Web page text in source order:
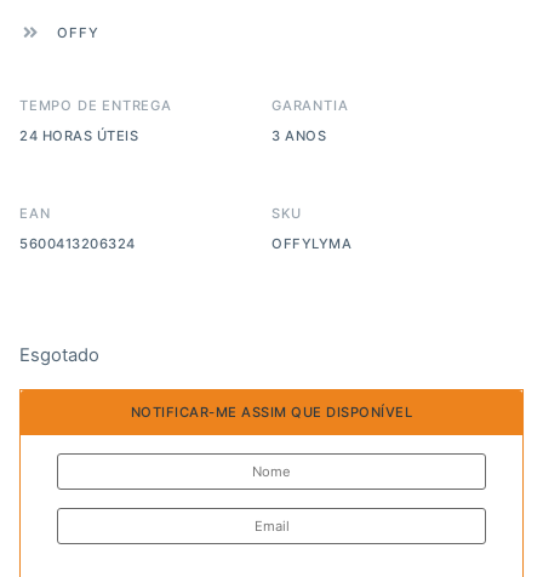
OFFY
TEMPO DE ENTREGA
24 HORAS ÚTEIS
GARANTIA
3 ANOS
EAN
5600413206324
SKU
OFFYLYMA
Esgotado
NOTIFICAR-ME ASSIM QUE DISPONÍVEL